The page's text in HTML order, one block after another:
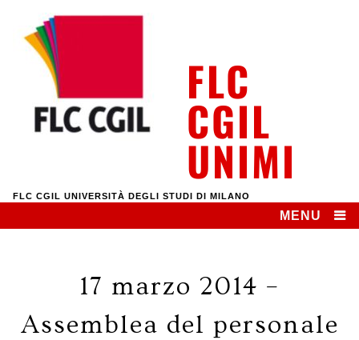
content
FLC
CGIL
UNIMI
FLC CGIL UNIVERSITÀ DEGLI STUDI DI MILANO
MENU
17 marzo 2014 –
Assemblea del personale